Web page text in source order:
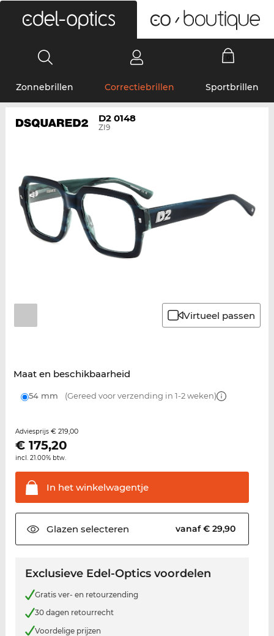
Zonnebrillen Correctiebrillen Sportbrillen
D2 0148
ZI9
Virtueel passen
Maat en beschikbaarheid
54 mm (Gereed voor verzending in 1-2 weken)
Adviesprijs € 219,00
€ 175,20
incl. 21.00% btw.
In hetwinkelwagentje
Glazen selecteren vanaf € 29,90
Exclusieve Edel-Optics voordelen
Gratis ver- en retourzending
30 dagen retourrecht
Voordelige prijzen